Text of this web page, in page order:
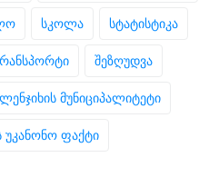
სკოლა სტატისტიკა
შეზღუდვა
მუნიციპალიტეტი
უკანონო ფაქტი